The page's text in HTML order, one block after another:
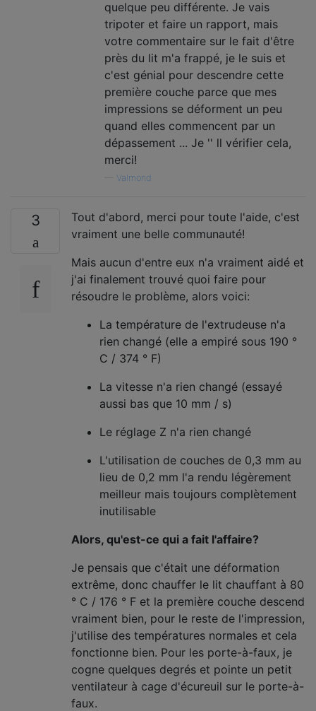
quelque peu différente. Je vais
tripoter et faire un rapport, mais
votre commentaire sur le fait d'être
près du lit m'a frappé, je le suis et
c'est génial pour descendre cette
première couche parce que mes
impressions se déforment un peu
quand elles commencent par un
dépassement ... Je '' ll vérifier cela,
merci!
Valmond
3
Tout d'abord, merci pour toute l'aide, c'est
vraiment une belle communauté!
Mais aucun d'entre eux n'a vraiment aidé et
j'ai finalement trouvé quoi faire pour
résoudre le problème, alors voici:
La température de l'extrudeuse n'a
rien changé (elle a empiré sous 190 °
C / 374 ° F)
La vitesse n'a rien changé (essayé
aussi bas que 10 mm / s)
Le réglage Z n'a rien changé
L'utilisation de couches de 0,3 mm au
lieu de 0,2 mm l'a rendu légèrement
meilleur mais toujours complètement
inutilisable
Alors, qu'est-ce qui a fait l'affaire?
Je pensais que c'était une déformation
extrême, donc chauffer le lit chauffant à 80
° C / 176 ° F et la première couche descend
vraiment bien, pour le reste de l'impression,
j'utilise des températures normales et cela
fonctionne bien. Pour les porte-à-faux, je
cogne quelques degrés et pointe un petit
ventilateur à cage d'écureuil sur le porte-à-
faux.